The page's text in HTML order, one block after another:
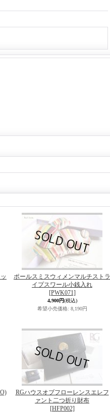
ポールスミスウィメンマルチストラ
イプスワール小銭入れ
[PWK071]
4,900円(税込)
希望小売価格: 8,190円
RGハウスオブフローレンスエレフ
ァント二つ折り財布
[HFP002]